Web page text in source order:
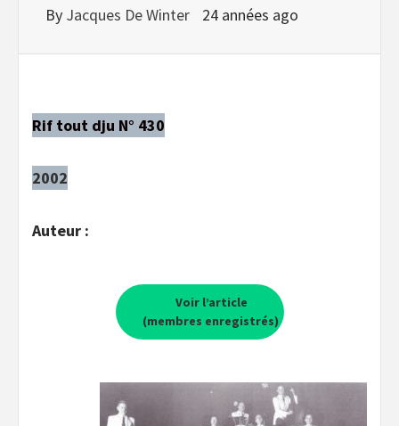
By Jacques De Winter 24 années ago
Rif tout dju N° 430
2002
Auteur :
Voir l’article
(membres enregistrés)